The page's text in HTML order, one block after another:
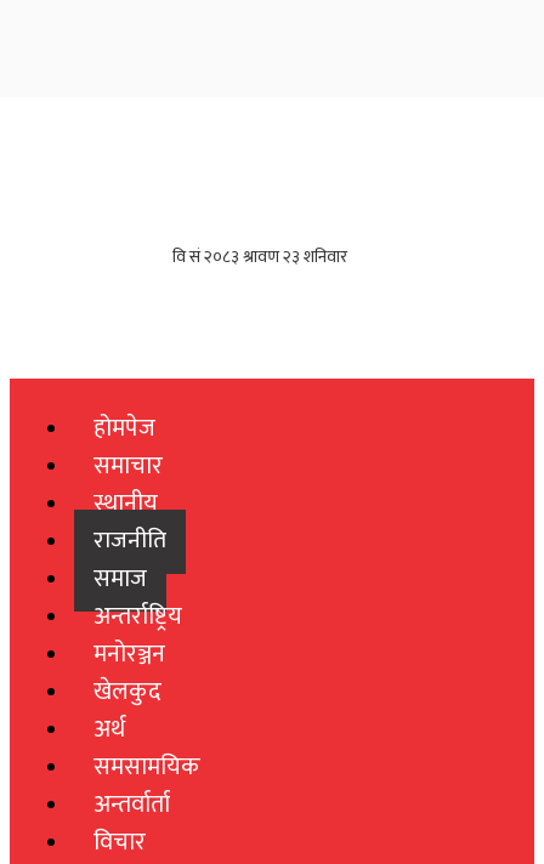
होमपेज
समाचार
स्थानीय
राजनीति
समाज
अन्तर्राष्ट्रिय
मनोरञ्जन
खेलकुद
अर्थ
समसामयिक
अन्तर्वार्ता
विचार